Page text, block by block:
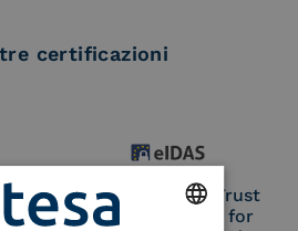
certificazioni
eIDAS Qualified Trust
Service Provider for